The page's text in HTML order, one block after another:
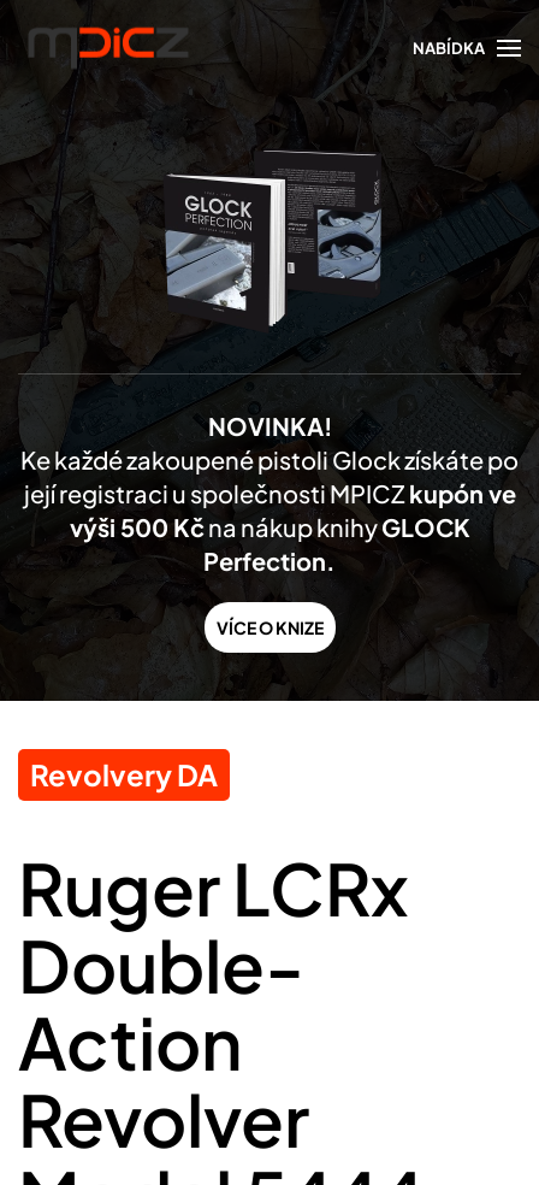
Skip to main content
NABÍDKA
NOVINKA!
Ke každé zakoupené pistoli Glock získáte po
její registraci u společnosti MPICZkupón ve
výši 500 Kčna nákup knihyGLOCK
Perfection.
VÍCE O KNIZE
Revolvery DA
Ruger LCRx
Double-
Action
Revolver